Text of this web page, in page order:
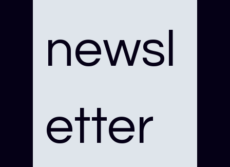
newsl
etter